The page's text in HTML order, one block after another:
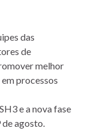
das
de
melhor
processos
e a nova fase
agosto.